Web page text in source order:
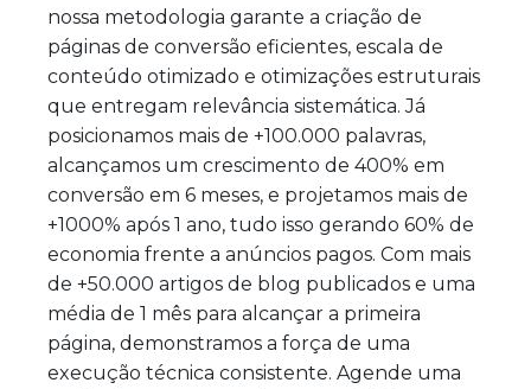
nossa metodologia garante a criação de
páginas de conversão eficientes, escala de
conteúdo otimizado e otimizações estruturais
que entregam relevância sistemática. Já
posicionamos mais de +100.000 palavras,
alcançamos um crescimento de 400% em
conversão em 6 meses, e projetamos mais de
+1000% após 1 ano, tudo isso gerando 60% de
economia frente a anúncios pagos. Com mais
de +50.000 artigos de blog publicados e uma
média de 1 mês para alcançar a primeira
página, demonstramos a força de uma
execução técnica consistente. Agende uma